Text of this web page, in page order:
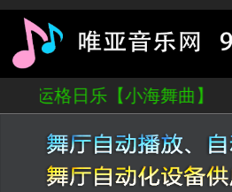
奥运格日乐【小海舞曲】